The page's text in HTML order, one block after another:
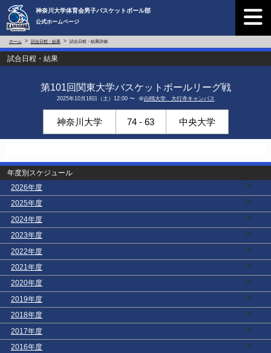
神奈川大学体育会男子バスケットボール部
公式ホームページ
ホーム 試合日程・結果 試合日程・結果詳細
試合日程・結果
第101回関東大学バスケットボールリーグ戦
2025年10月18日（土）12:00 〜 ＠白鴎大学 大行寺キャンパス
神奈川大学 74 - 63 中央大学
年度別スケジュール
2026年度
>
2025年度 >
2024年度 >
2023年度 >
2022年度 >
2021年度 >
2020年度 >
2019年度 >
2018年度 >
2017年度 >
2016年度 >